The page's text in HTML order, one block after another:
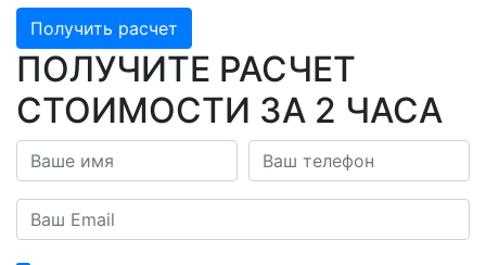
Получить расчет
ПОЛУЧИТЕ РАСЧЕТ
СТОИМОСТИ ЗА 2 ЧАСА